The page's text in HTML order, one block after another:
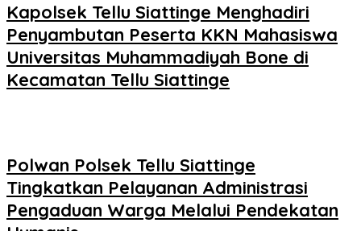
Kapolsek Tellu Siattinge Menghadiri
Penyambutan Peserta KKN Mahasiswa
Universitas Muhammadiyah Bone di
Kecamatan Tellu Siattinge
Polwan Polsek Tellu Siattinge
Tingkatkan Pelayanan Administrasi
Pengaduan Warga Melalui Pendekatan